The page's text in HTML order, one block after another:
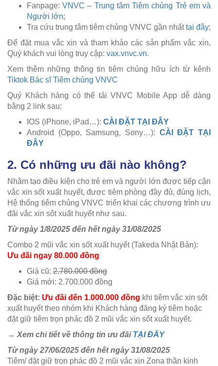
Fanpage:VNVC – Trung tâm Tiêm chủng Trẻ em và
Người lớn;
Tra cứu trung tâm tiêm chủng VNVC gần nhấttại đây;
Để đặt mua vắc xin và tham khảo các sản phẩm vắc xin,
Quý khách vui lòng truy cập: vax.vnvc.vn.
Xem thêm những thông tin tiêm chủng hữu ích từ kênh
Tiktok Bác sĩ Tiêm chủng VNVC
Quý Khách hàng có thể tải VNVC Mobile App dễ dàng
bằng 2 link sau:
IOS (iPhone, iPad…): CÀI ĐẶT TẠI ĐÂY
Android (Oppo, Samsung, Sony…): CÀI ĐẶT TẠI
ĐÂY
2. Có những ưu đãi nào không?
Nhằm tạo điều kiện cho trẻ em và người lớn được tiếp cận
vắc xin sốt xuất huyết, được tiêm phòng đầy đủ, đúng lịch,
Hệ thống tiêm chủng VNVC triển khai các chương trình ưu
đãi vắc xin sôt xuất huyết như sau.
Từ ngày 1/8/2025 đến hết ngày 31/08/2025
Combo 2 mũi vắc xin sốt xuất huyết (Takeda Nhật Bản):
Ưu đãi ngay 80.000 đồng
Giá cũ: 2.780.000 đồng
Giá mới: 2.700.000 đồng
Đặc biệt: Ưu đãi đến 1.000.000 đồng khi tiêm vắc xin sốt
xuất huyết theo nhóm khi Khách hàng đăng ký tiêm hoặc
đặt giữ tiêm trọn phác đồ 2 mũi vắc xin sốt xuất huyết.
→ Xem chi tiết về thông tin ưu đãi TẠI ĐÂY
Từ ngày 27/06/2025 đến hết ngày 31/08/2025
Tiêm/ đặt giữ trọn phác đồ 2 mũi vắc xin Zona thần kinh